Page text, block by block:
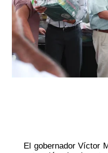
El gobernador Víctor